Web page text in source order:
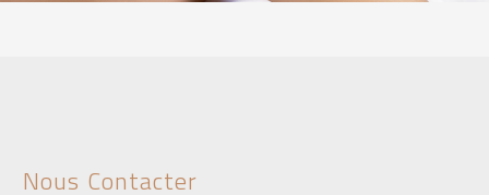
Nous Contacter